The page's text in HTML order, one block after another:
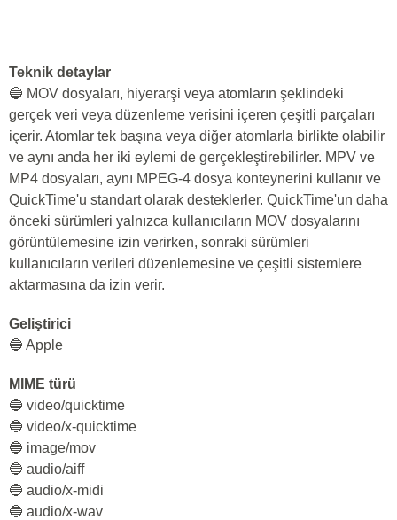
Teknik detaylar
🔵 MOV dosyaları, hiyerarşi veya atomların şeklindeki
gerçek veri veya düzenleme verisini içeren çeşitli parçaları
içerir. Atomlar tek başına veya diğer atomlarla birlikte olabilir
ve aynı anda her iki eylemi de gerçekleştirebilirler. MPV ve
MP4 dosyaları, aynı MPEG-4 dosya konteynerini kullanır ve
QuickTime'u standart olarak desteklerler. QuickTime'un daha
önceki sürümleri yalnızca kullanıcıların MOV dosyalarını
görüntülemesine izin verirken, sonraki sürümleri
kullanıcıların verileri düzenlemesine ve çeşitli sistemlere
aktarmasına da izin verir.
Geliştirici
🔵 Apple
MIME türü
🔵 video/quicktime
🔵 video/x-quicktime
🔵 image/mov
🔵 audio/aiff
🔵 audio/x-midi
🔵 audio/x-wav